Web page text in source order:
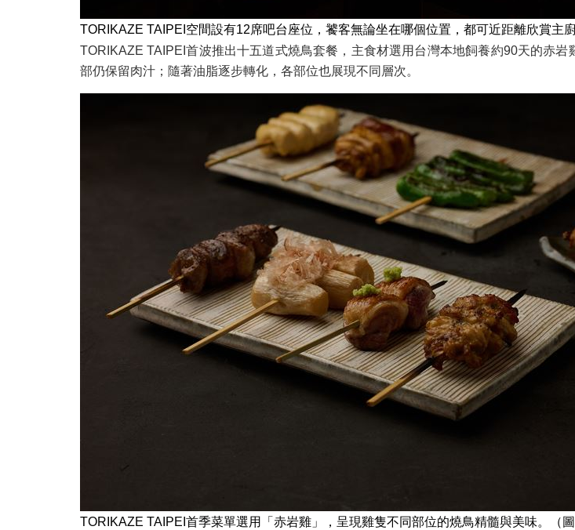
TORIKAZE TAIPEI空間設有12席吧台座位，饕客無論坐在哪個位置，都可近距離欣賞主
TORIKAZE TAIPEI首波推出十五道式燒鳥套餐，主食材選用台灣本地飼養約90天的赤
部仍保留肉汁；隨著油脂逐步轉化，各部位也展現不同層次。
TORIKAZE TAIPEI首季菜單選用「赤岩雞」，呈現雞隻不同部位的燒鳥精髓與美味。（圖